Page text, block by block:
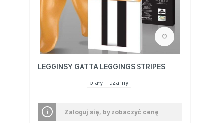
LEGGINSY GATTA LEGGINGS STRIPES
biały - czarny
Zaloguj się, by zobaczyć cenę